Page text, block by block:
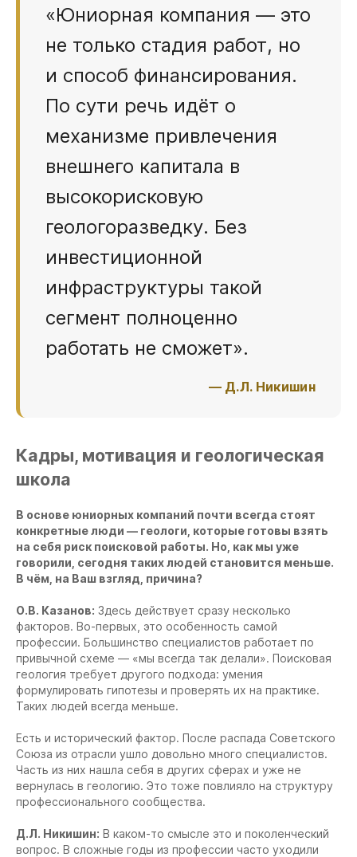
«Юниорная компания — это
не только стадия работ, но
и способ финансирования.
По сути речь идёт о
механизме привлечения
внешнего капитала в
высокорисковую
геологоразведку. Без
инвестиционной
инфраструктуры такой
сегмент полноценно
работать не сможет».
— Д.Л. Никишин
Кадры, мотивация и геологическая
школа
В основе юниорных компаний почти всегда стоят
конкретные люди — геологи, которые готовы взять
на себя риск поисковой работы. Но, как мы уже
говорили, сегодня таких людей становится меньше.
В чём, на Ваш взгляд, причина?
О.В. Казанов: Здесь действует сразу несколько
факторов. Во-первых, это особенность самой
профессии. Большинство специалистов работает по
привычной схеме — «мы всегда так делали». Поисковая
геология требует другого подхода: умения
формулировать гипотезы и проверять их на практике.
Таких людей всегда меньше.
Есть и исторический фактор. После распада Советского
Союза из отрасли ушло довольно много специалистов.
Часть из них нашла себя в других сферах и уже не
вернулась в геологию. Это тоже повлияло на структуру
профессионального сообщества.
Д.Л. Никишин: В каком-то смысле это и поколенческий
вопрос. В сложные годы из профессии часто уходили